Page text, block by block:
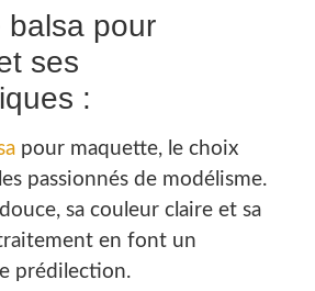
balsa pour
ses
:
pour maquette, le choix
passionnés de modélisme.
sa couleur claire et sa
en font un
prédilection.